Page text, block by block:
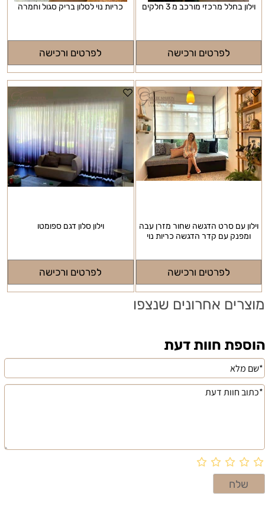
וילון בחלל מרכזי מורכב מ 3 חלקים
לפרטים ורכישה
כריות נוי לסלון בריק סגול וחמרה
לפרטים ורכישה
וילון עם סרט הדגשה שחור מזרן עבה
ומפנק עם קדר הדגשה כריות נוי
לפרטים ורכישה
וילון סלון דגם ספומטו
לפרטים ורכישה
מוצרים אחרונים שנצפו
הוספת חוות דעת